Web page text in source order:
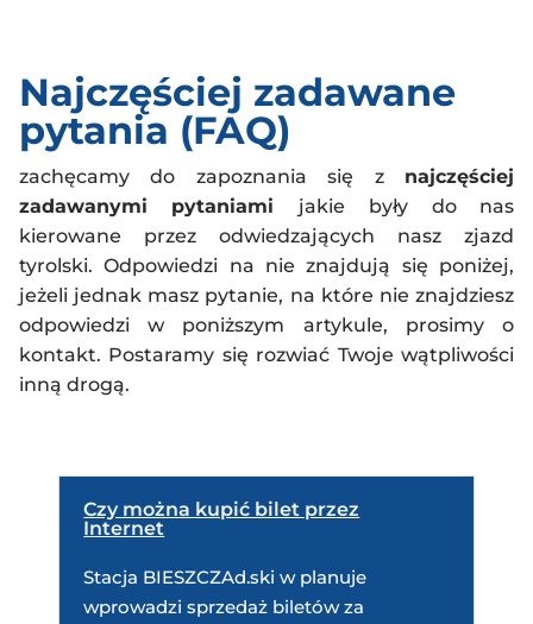
Najczęściej zadawane
pytania (FAQ)
zachęcamy do zapoznania się z najczęściej
zadawanymi pytaniami jakie były do nas
kierowane przez odwiedzających nasz zjazd
tyrolski. Odpowiedzi na nie znajdują się poniżej,
jeżeli jednak masz pytanie, na które nie znajdziesz
odpowiedzi w poniższym artykule, prosimy o
kontakt. Postaramy się rozwiać Twoje wątpliwości
inną drogą.
Czy można kupić bilet przez
Internet
Stacja BIESZCZAd.ski w planuje
wprowadzi sprzedaż biletów za